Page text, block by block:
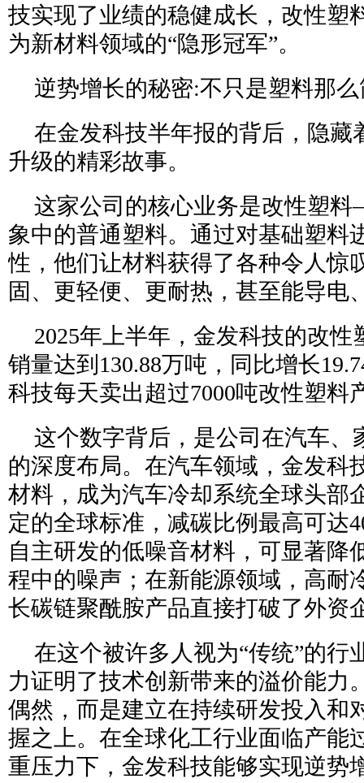
技实现了业绩的稳健成长，改性塑
为新材料领域的“隐形冠军”。
逆势增长的秘密:不只是塑料那
在金发科技半年报的背后，隐藏
升级的精彩故事。
这家公司的核心业务是改性塑
象中的普通塑料。通过对基础塑料
性，他们让材料获得了各种令人惊
固、更轻便、更耐热，甚至能导电
2025年上半年，金发科技的改
销量达到130.88万吨，同比增长
科技每天卖出超过7000吨改性塑料
这个数字背后，是公司在汽车、
的深度布局。在汽车领域，金发科
材料，成为汽车冷却系统全球头部
定的全球标准，减碳比例最高可达
自主研发的低噪音材料，可显著降
程中的噪声；在新能源领域，高耐
长碳链聚酰胺产品直接打破了外资
在这个被许多人视为“传统”的行
力证明了技术创新带来的溢价能力
偶然，而是建立在持续研发投入和
握之上。在全球化工行业面临产能
重压力下，金发科技能够实现逆势